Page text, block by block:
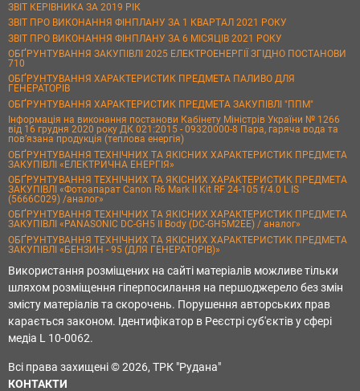
ЗВІТ КЕРІВНИКА ЗА 2019 РІК
ЗВІТ ПРО ВИКОНАННЯ ФІНПЛАНУ ЗА 1 КВАРТАЛ 2021 РОКУ
ЗВІТ ПРО ВИКОНАННЯ ФІНПЛАНУ ЗА 6 МІСЯЦІВ 2021 РОКУ
ОБҐРУНТУВАННЯ ЗАКУПІВЛІ 2025 ЕЛЕКТРОЕНЕРГІЇ ЗГІДНО ПОСТАНОВИ
710
ОБҐРУНТУВАННЯ ХАРАКТЕРИСТИК ПРЕДМЕТА ПАЛИВО ДЛЯ
ГЕНЕРАТОРІВ
ОБҐРУНТУВАННЯ ХАРАКТЕРИСТИК ПРЕДМЕТА ЗАКУПІВЛІ "ППМ"
Інформація на виконання постанови Кабінету Міністрів України № 1266
від 16 грудня 2020 року ДК 021:2015 - 09320000-8 Пара, гаряча вода та
пов’язана продукція (теплова енергія)
ОБҐРУНТУВАННЯ ТЕХНІЧНИХ ТА ЯКІСНИХ ХАРАКТЕРИСТИК ПРЕДМЕТА
ЗАКУПІВЛІ «ЕЛЕКТРИЧНА ЕНЕРГІЯ»
ОБҐРУНТУВАННЯ ТЕХНІЧНИХ ТА ЯКІСНИХ ХАРАКТЕРИСТИК ПРЕДМЕТА
ЗАКУПІВЛІ «Фотоапарат Canon R6 Mark II Kit RF 24-105 f/4.0 L IS
(5666C029) /аналог»
ОБҐРУНТУВАННЯ ТЕХНІЧНИХ ТА ЯКІСНИХ ХАРАКТЕРИСТИК ПРЕДМЕТА
ЗАКУПІВЛІ «PANASONIC DC-GH5 II Body (DC-GH5M2EE) / аналог»
ОБҐРУНТУВАННЯ ТЕХНІЧНИХ ТА ЯКІСНИХ ХАРАКТЕРИСТИК ПРЕДМЕТА
ЗАКУПІВЛІ «БЕНЗИН - 95 (ДЛЯ ГЕНЕРАТОРІВ)»
Використання розміщених на сайті матеріалів можливе тільки
шляхом розміщення гіперпосилання на першоджерело без змін
змісту матеріалів та скорочень. Порушення авторських прав
карається законом. Ідентифікатор в Реєстрі суб'єктів у сфері
медіа L 10-0062.
Всі права захищені © 2026, ТРК "Рудана"
КОНТАКТИ